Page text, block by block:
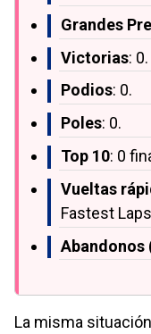
Grandes
Victorias: 0.
Podios: 0.
Poles: 0.
Top 10: 0
Vueltas
Fastest
Abandonos
La misma